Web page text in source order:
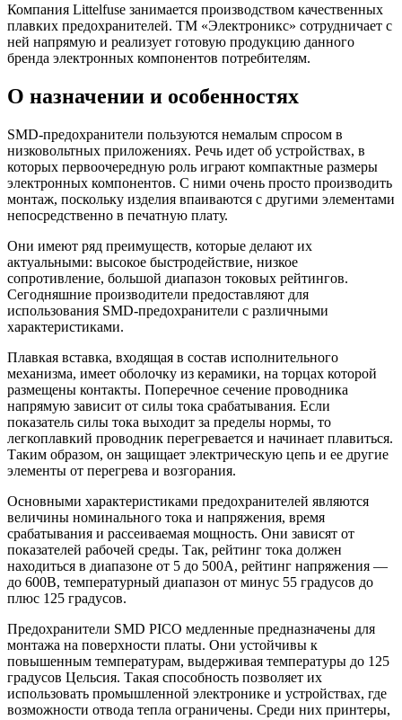
Компания Littelfuse занимается производством качественных
плавких предохранителей. ТМ «Электроникс» сотрудничает с
ней напрямую и реализует готовую продукцию данного
бренда электронных компонентов потребителям.
О назначении и особенностях
SMD-предохранители пользуются немалым спросом в
низковольтных приложениях. Речь идет об устройствах, в
которых первоочередную роль играют компактные размеры
электронных компонентов. С ними очень просто производить
монтаж, поскольку изделия впаиваются с другими элементами
непосредственно в печатную плату.
Они имеют ряд преимуществ, которые делают их
актуальными: высокое быстродействие, низкое
сопротивление, большой диапазон токовых рейтингов.
Сегодняшние производители предоставляют для
использования SMD-предохранители с различными
характеристиками.
Плавкая вставка, входящая в состав исполнительного
механизма, имеет оболочку из керамики, на торцах которой
размещены контакты. Поперечное сечение проводника
напрямую зависит от силы тока срабатывания. Если
показатель силы тока выходит за пределы нормы, то
легкоплавкий проводник перегревается и начинает плавиться.
Таким образом, он защищает электрическую цепь и ее другие
элементы от перегрева и возгорания.
Основными характеристиками предохранителей являются
величины номинального тока и напряжения, время
срабатывания и рассеиваемая мощность. Они зависят от
показателей рабочей среды. Так, рейтинг тока должен
находиться в диапазоне от 5 до 500А, рейтинг напряжения —
до 600В, температурный диапазон от минус 55 градусов до
плюс 125 градусов.
Предохранители SMD PICO медленные предназначены для
монтажа на поверхности платы. Они устойчивы к
повышенным температурам, выдерживая температуры до 125
градусов Цельсия. Такая способность позволяет их
использовать промышленной электронике и устройствах, где
возможности отвода тепла ограничены. Среди них принтеры,